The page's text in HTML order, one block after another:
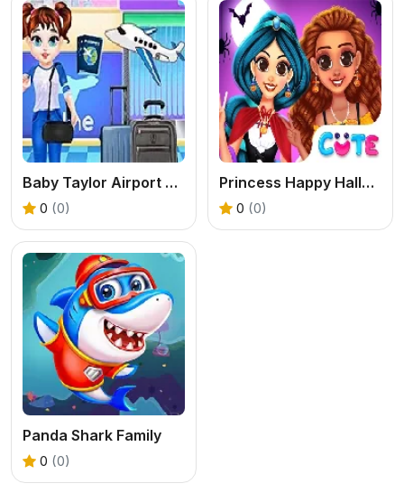
Baby Taylor Airport Travel
0 (0)
Princess Happy Halloween Party
0 (0)
Panda Shark Family
0 (0)